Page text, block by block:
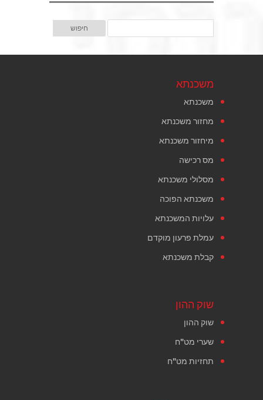
משכנתא
משכנתא
מחזור משכנתא
מיחזור משכנתא
מס רכישה
מסלולי משכנתא
משכנתא הפוכה
עלויות המשכנתא
עמלת פרעון מוקדם
קבלת משכנתא
שוק ההון
שוק ההון
שערי מט"ח
תחזיות מט"ח